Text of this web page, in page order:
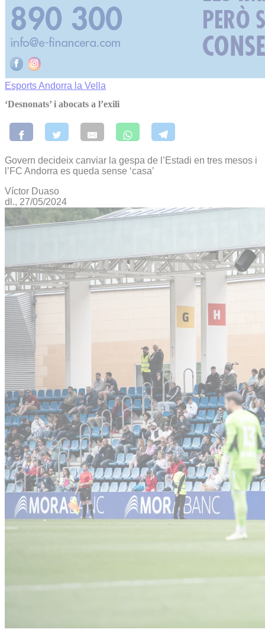
EsportsAndorra la Vella
‘Desnonats’ i abocats a l’exili
Govern decideix canviar la gespa de l’Estadi en tres mesos i
l’FC Andorra es queda sense ‘casa’
Víctor Duaso
dl., 27/05/2024